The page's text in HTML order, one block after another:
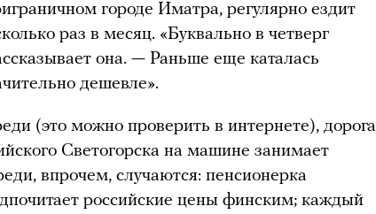
городе Иматра, регулярно ездит
раз в месяц. «Буквально в четверг
она. — Раньше еще каталась
дешевле».
(это можно проверить в интернете), дорога
Светогорска на машине занимает
впрочем, случаются: пенсионерка
российские цены финским; каждый